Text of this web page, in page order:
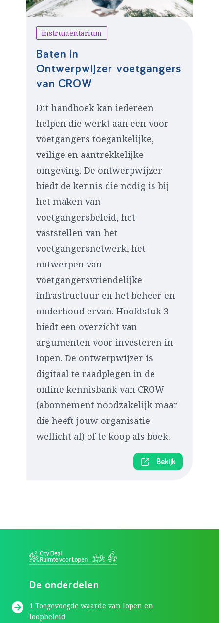
instrumentarium
Baten in
Ontwerpwijzer voetgangers
van CROW
Dit handboek kan iedereen
helpen die werkt aan een voor
voetgangers toegankelijke,
veilige en aantrekkelijke
omgeving. De ontwerpwijzer
biedt de kennis die nodig is bij
het maken van
voetgangersbeleid, het
vaststellen van het
voetgangersnetwerk, het
ontwerpen van
voetgangersvriendelijke
infrastructuur en het beheer en
onderhoud ervan. Hoofdstuk 3
biedt een overzicht van
argumenten voor investeren in
lopen. De ontwerpwijzer is
digitaal te raadplegen in de
online kennisbank van CROW
(abonnement noodzakelijk maar
die heeft jouw organisatie
wellicht al) of te koop als boek.
Bekijk
De onderdelen
1 Toegevoegde waarde van lopen en
loopbeleid